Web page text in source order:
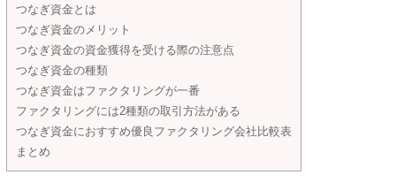
つなぎ資金とは
つなぎ資金のメリット
つなぎ資金の資金獲得を受ける際の注意点
つなぎ資金の種類
つなぎ資金はファクタリングが一番
ファクタリングには2種類の取引方法がある
つなぎ資金におすすめ優良ファクタリング会社比較表
まとめ